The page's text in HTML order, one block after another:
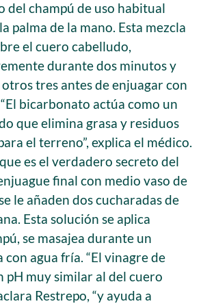
del champú de uso habitual
palma de la mano. Esta mezcla
el cuero cabelludo,
durante dos minutos y
tres antes de enjuagar con
bicarbonato actúa como un
que elimina grasa y residuos
el terreno”, explica el médico.
es el verdadero secreto del
final con medio vaso de
le añaden dos cucharadas de
Esta solución se aplica
se masajea durante un
agua fría. “El vinagre de
pH muy similar al del cuero
Restrepo, “y ayuda a